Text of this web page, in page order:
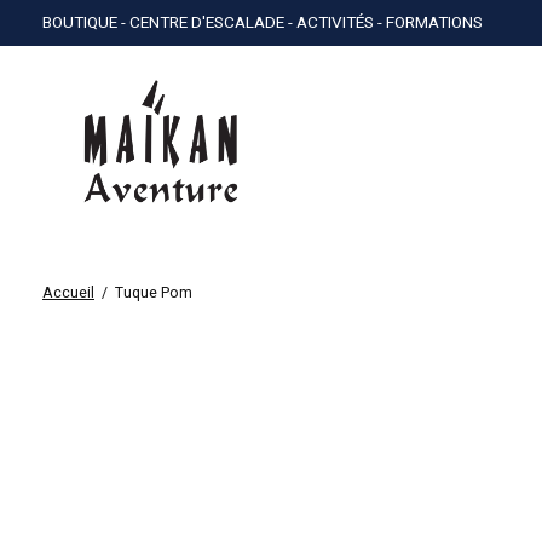
BOUTIQUE - CENTRE D'ESCALADE - ACTIVITÉS - FORMATIONS
Accueil / Tuque Pom